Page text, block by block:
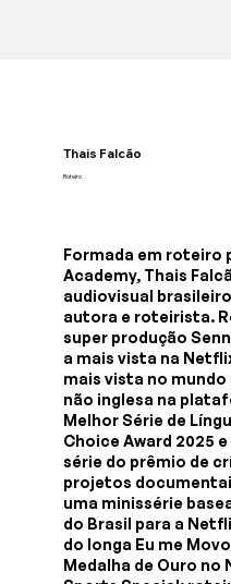
Thais Falcão
Roteiro
Formada em roteiro
Academy, Thais
audiovisual
autora e roteirista.
super produção
a mais vista na
mais vista no mundo
não inglesa na
Melhor Série de
Choice Award 2025
série do prêmio de
projetos
uma minissérie
do Brasil para a
do longa Eu me
Medalha de Ouro no